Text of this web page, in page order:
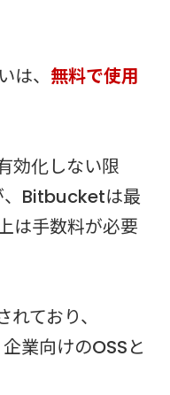
は、 無料で使用
効化しない限
、Bitbucketは最
は手数料が必要
ており、
業向けのOSSと